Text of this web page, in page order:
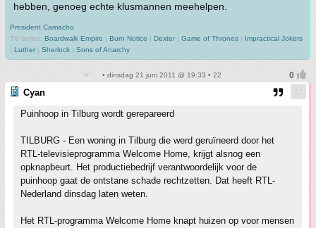
hebben, genoeg echte klusmannen meehelpen.
President Camacho
TV series: Boardwalk Empire | Burn Notice | Dexter | Game of Thrones | Impractical Jokers
| Luther | Sherlock | Sons of Anarchy
• dinsdag 21 juni 2011 @ 19:33 • 22
Cyan
Puinhoop in Tilburg wordt gerepareerd
TILBURG - Een woning in Tilburg die werd geruïneerd door het
RTL-televisieprogramma Welcome Home, krijgt alsnog een
opknapbeurt. Het productiebedrijf verantwoordelijk voor de
puinhoop gaat de ontstane schade rechtzetten. Dat heeft RTL-
Nederland dinsdag laten weten.
Het RTL-programma Welcome Home knapt huizen op voor mensen